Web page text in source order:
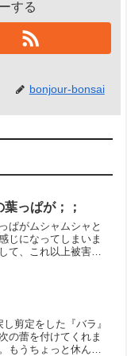
する
bonjour-bonsai
葉っぱが；；
ぱがムシャムシャと
じになってしまいま
て、これ以上被害が
ます...
剪定をした『バラ』
の蕾を付けてくれま
もうちょっと休んで